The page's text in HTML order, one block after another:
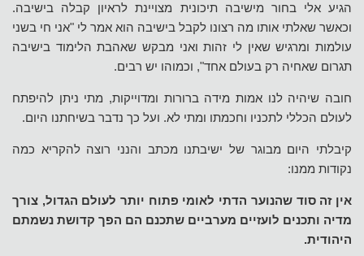
הגיע אלי בחור מישיבה תיכונית מצויינת לראיון קבלה בישיבה.
וכאשר שאלתי אותו מה רצונו לקבל בישיבה הוא אמר לי "אני חי בשני
עולמות ומרגיש שאין לי זהות ואני מבקש שאהבת הלימוד בישיבה
תגרום שאחיה רק בעולם אחד", וכמוהו יש רבים.
חובה שיהיה לנו אמות מידה ברורות ומדוייקות, מתי ניתן להיפתח
לעולם הכללי לתכניו וחכמתו ומתי לא. ועל כך נדבר בשיחתנו היום.
קיבלתי היום מבוגר של ישיבתנו מכתב והנני רוצה להקריא כמה
נקודות ממנו:
אין זה סוד שהנוער הדתי לאומי פתוח יותר לעולם הגדול, צורך
מדיה ותכנים לועזיים מערביים שתכנם הם הפך קדושת נשמתם
היהודית.